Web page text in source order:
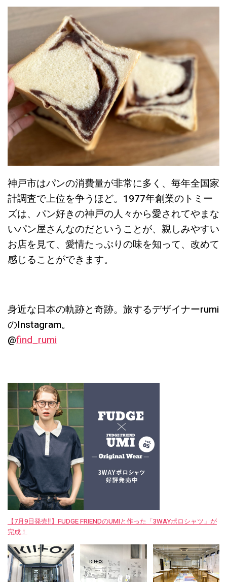
神戸市はパンの消費量が非常に多く、毎年全国家
計調査で上位を争うほど。1977年創業のトミー
ズは、パン好きの神戸の人々から愛されてやまな
いパン屋さんなのだということが、親しみやすい
お店を見て、愛情たっぷりの味を知って、改めて
感じることができます。
身近な日本の軌跡と奇跡。旅するデザイナーrumi
のInstagram。
@find_rumi
【7月9日発売‼︎】FUDGE FRIENDのUMIと作った「3WAYポロシャツ」が
完成！